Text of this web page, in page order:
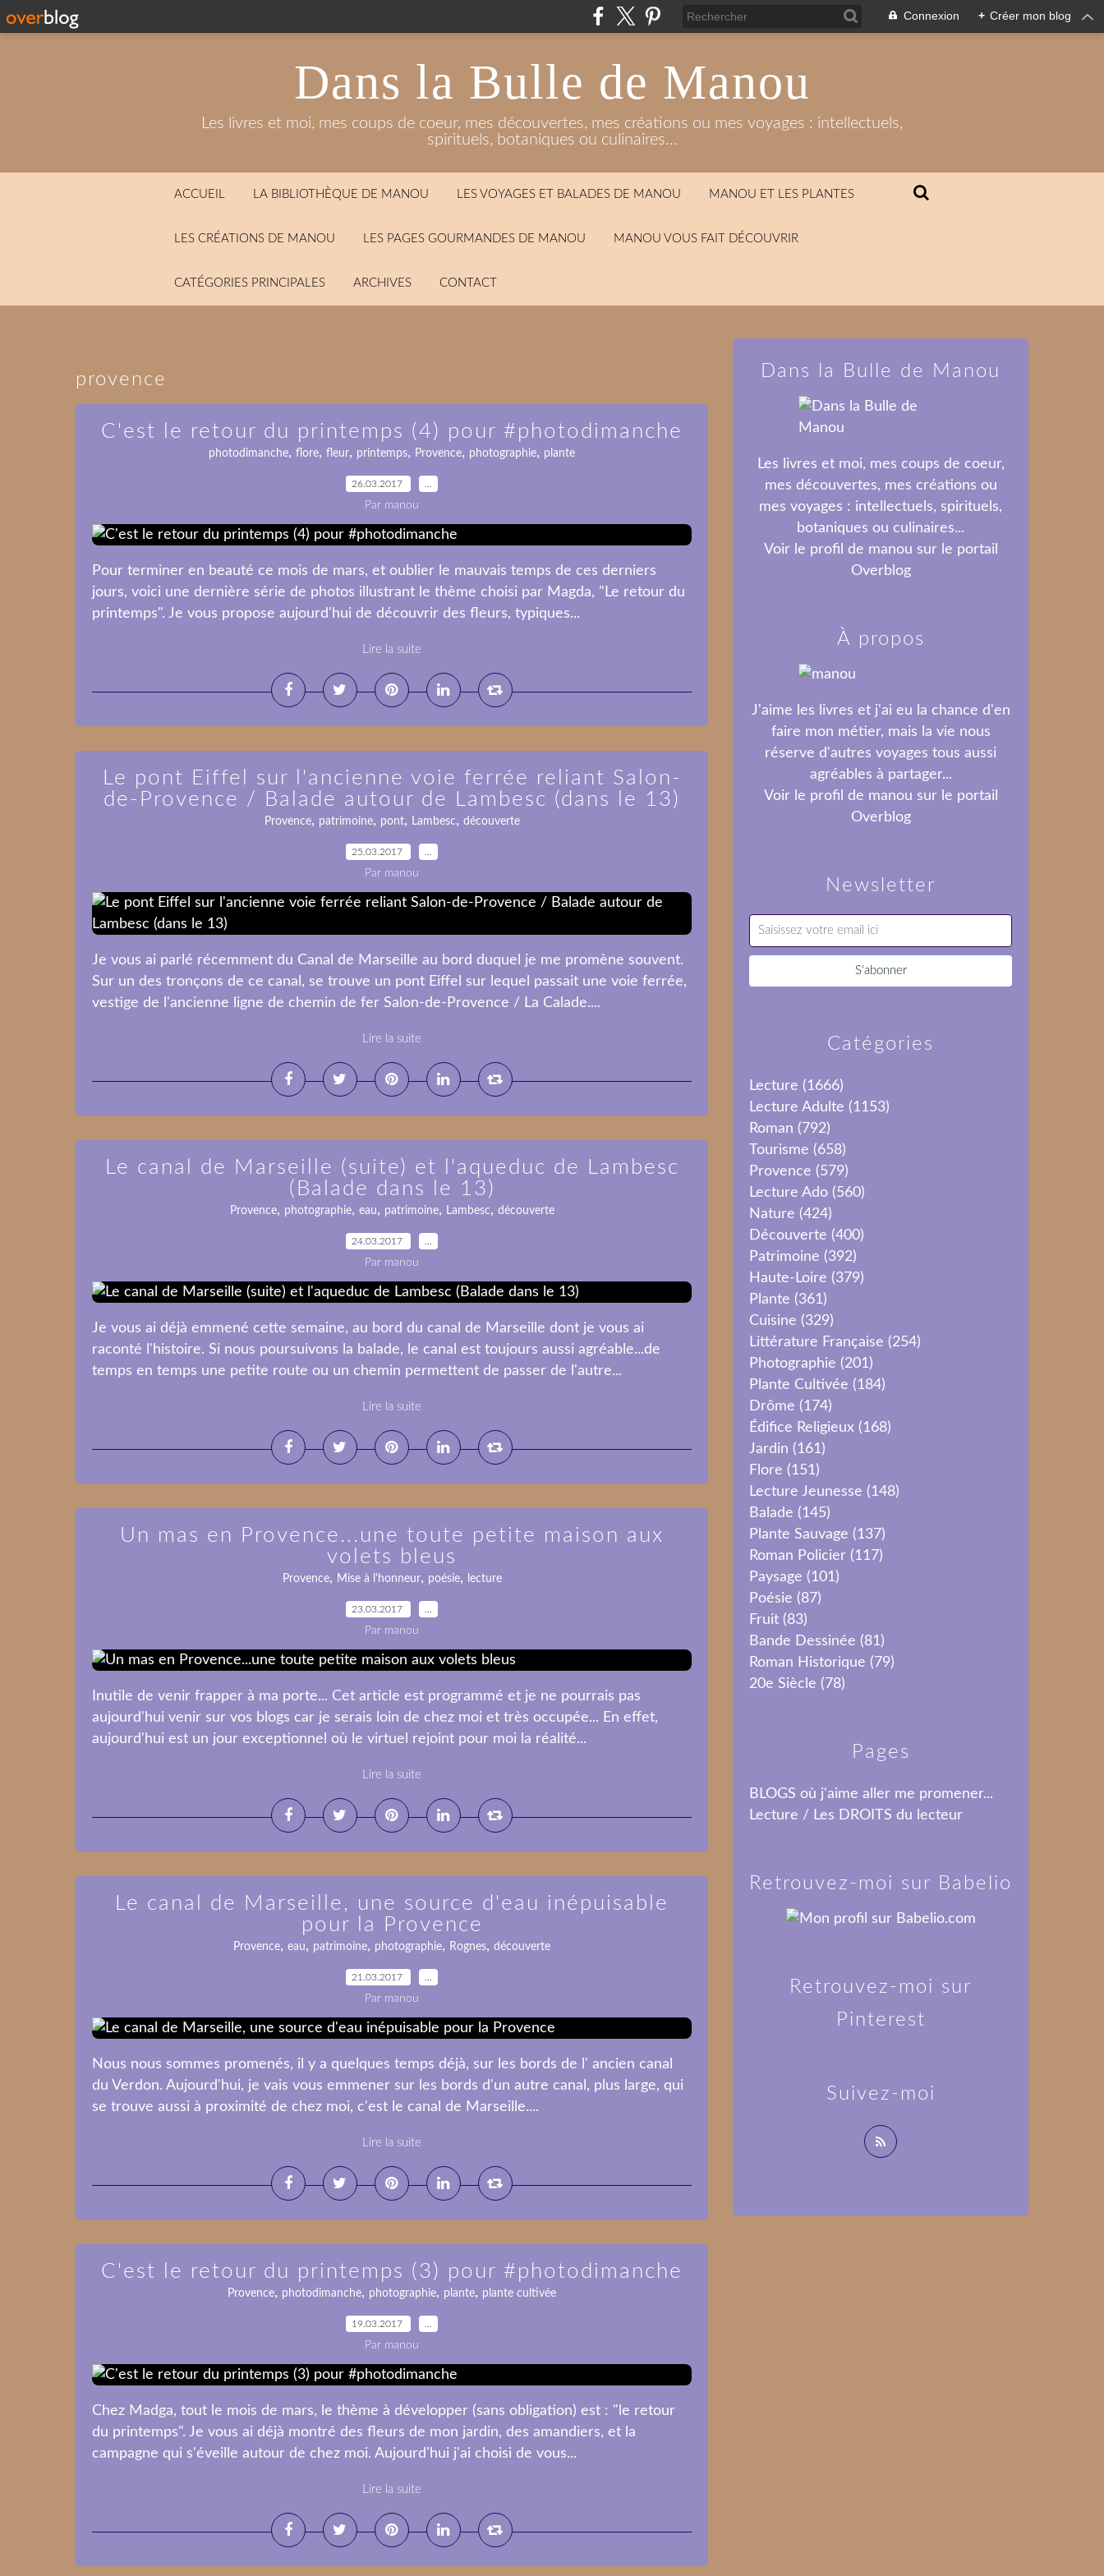
Connexion + Créer mon blog
Dans la Bulle de Manou
Les livres et moi, mes coups de coeur, mes découvertes, mes créations ou mes voyages : intellectuels,
spirituels, botaniques ou culinaires...
ACCUEIL LA BIBLIOTHÈQUE DE MANOU LES VOYAGES ET BALADES DE MANOU MANOU ET LES PLANTES
LES CRÉATIONS DE MANOU LES PAGES GOURMANDES DE MANOU MANOU VOUS FAIT DÉCOUVRIR
CATÉGORIES PRINCIPALES ARCHIVES CONTACT
provence
C'est le retour du printemps (4) pour #photodimanche
photodimanche, flore, fleur, printemps, Provence, photographie, plante
26.03.2017
Par manou
Pour terminer en beauté ce mois de mars, et oublier le mauvais temps de ces derniers
jours, voici une dernière série de photos illustrant le thème choisi par Magda, "Le retour du
printemps". Je vous propose aujourd'hui de découvrir des fleurs, typiques...
Lire la suite
Le pont Eiffel sur l'ancienne voie ferrée reliant Salon-
de-Provence / Balade autour de Lambesc (dans le 13)
Provence, patrimoine, pont, Lambesc, découverte
25.03.2017
Par manou
Je vous ai parlé récemment du Canal de Marseille au bord duquel je me promène souvent.
Sur un des tronçons de ce canal, se trouve un pont Eiffel sur lequel passait une voie ferrée,
vestige de l'ancienne ligne de chemin de fer Salon-de-Provence / La Calade....
Lire la suite
Le canal de Marseille (suite) et l'aqueduc de Lambesc
(Balade dans le 13)
Provence, photographie, eau, patrimoine, Lambesc, découverte
24.03.2017
Par manou
Je vous ai déjà emmené cette semaine, au bord du canal de Marseille dont je vous ai
raconté l'histoire. Si nous poursuivons la balade, le canal est toujours aussi agréable...de
temps en temps une petite route ou un chemin permettent de passer de l'autre...
Lire la suite
Un mas en Provence...une toute petite maison aux
volets bleus
Provence, Mise à l'honneur, poésie, lecture
23.03.2017
Par manou
Inutile de venir frapper à ma porte... Cet article est programmé et je ne pourrais pas
aujourd'hui venir sur vos blogs car je serais loin de chez moi et très occupée... En effet,
aujourd'hui est un jour exceptionnel où le virtuel rejoint pour moi la réalité...
Lire la suite
Le canal de Marseille, une source d'eau inépuisable
pour la Provence
Provence, eau, patrimoine, photographie, Rognes, découverte
21.03.2017
Par manou
Nous nous sommes promenés, il y a quelques temps déjà, sur les bords de l' ancien canal
du Verdon. Aujourd'hui, je vais vous emmener sur les bords d'un autre canal, plus large, qui
se trouve aussi à proximité de chez moi, c'est le canal de Marseille....
Lire la suite
C'est le retour du printemps (3) pour #photodimanche
Provence, photodimanche, photographie, plante, plante cultivée
19.03.2017
Par manou
Chez Madga, tout le mois de mars, le thème à développer (sans obligation) est : "le retour
du printemps". Je vous ai déjà montré des fleurs de mon jardin, des amandiers, et la
campagne qui s'éveille autour de chez moi. Aujourd'hui j'ai choisi de vous...
Lire la suite
Newsletter
Catégories
Lecture (1666)
Lecture Adulte (1153)
Roman (792)
Tourisme (658)
Provence (579)
Lecture Ado (560)
Nature (424)
Découverte (400)
Patrimoine (392)
Haute-Loire (379)
Plante (361)
Cuisine (329)
Littérature Française (254)
Photographie (201)
Plante Cultivée (184)
Drôme (174)
Édifice Religieux (168)
Jardin (161)
Flore (151)
Lecture Jeunesse (148)
Balade (145)
Plante Sauvage (137)
Roman Policier (117)
Paysage (101)
Poésie (87)
Fruit (83)
Bande Dessinée (81)
Roman Historique (79)
20e Siècle (78)
Pages
BLOGS où j'aime aller me promener...
Lecture / Les DROITS du lecteur
Dans la Bulle de Manou
Les livres et moi, mes coups de coeur,
mes découvertes, mes créations ou
mes voyages : intellectuels, spirituels,
botaniques ou culinaires...
Voir le profil de manou sur le portail
Overblog
Suivez-moi
À propos
J'aime les livres et j'ai eu la chance d'en
faire mon métier, mais la vie nous
réserve d'autres voyages tous aussi
agréables à partager...
Voir le profil de manou sur le portail
Overblog
Retrouvez-moi sur Babelio
Retrouvez-moi sur
Pinterest